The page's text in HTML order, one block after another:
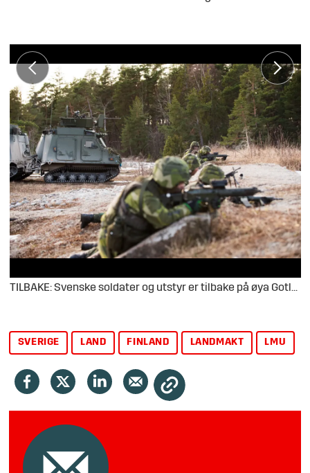
TILBAKE: Svenske soldater og utstyr er tilbake på øya Gotland.
SVERIGE LAND FINLAND LANDMAKT LMU